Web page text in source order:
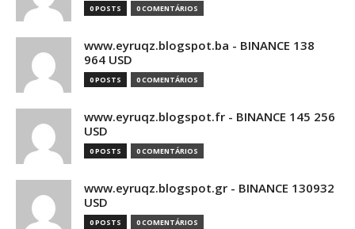
0 POSTS 0 COMENTÁRIOS
www.eyruqz.blogspot.ba - BINANCE 138
964 USD
0 POSTS 0 COMENTÁRIOS
www.eyruqz.blogspot.fr - BINANCE 145 256
USD
0 POSTS 0 COMENTÁRIOS
www.eyruqz.blogspot.gr - BINANCE 130932
USD
0 POSTS 0 COMENTÁRIOS